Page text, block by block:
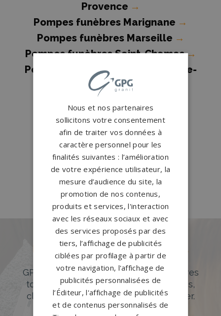
Provence →
Pompes funèbres Marignane →
Pompes funèbres Marseille →
Pompes funèbres Saint-Chamas→
Pompes funèbres Saint-Martin-de-
Crau→
Provence →
Pompes funèbres Sausset-les-
Pins→
Pompes funèbres Trets
→
Pompes funèbres Vitrolles
Des pierres tombales uniques et
originales
GPG Granit offre un large choix de pierres
tombales en granit de styles modernes,
classiques ou originales à personnaliser.
Nous et nos partenaires
sollicitons votre consentement
afin de traiter vos données à
caractère personnel pour les
finalités suivantes : l’amélioration
de votre expérience utilisateur, la
mesure d’audience du site, la
promotion de nos contenus,
produits et services, l'interaction
avec les réseaux sociaux et avec
des services proposés par des
tiers, l’affichage de publicités
ciblées par profilage à partir de
votre navigation, l'affichage de
publicités personnalisées de
l’Éditeur, l'affichage de publicités
et de contenus personnalisés de